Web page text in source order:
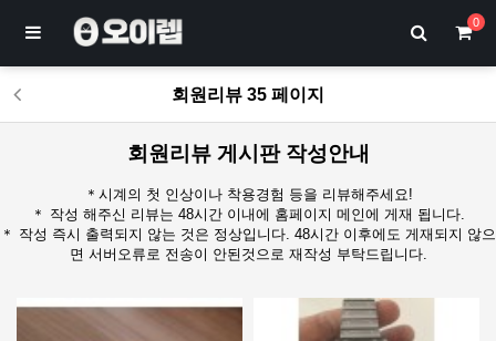
0
회원리뷰 35 페이지
회원리뷰 게시판 작성안내
＊시계의 첫 인상이나 착용경험 등을 리뷰해주세요!
＊ 작성 해주신 리뷰는 48시간 이내에 홈페이지 메인에 게재 됩니다.
＊ 작성 즉시 출력되지 않는 것은 정상입니다. 48시간 이후에도 게재되지 않으
면 서버오류로 전송이 안된것으로 재작성 부탁드립니다.